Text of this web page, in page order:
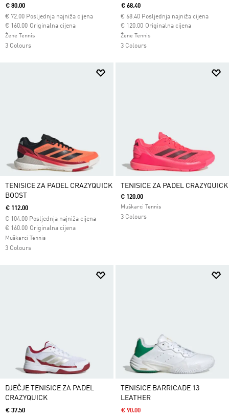
€ 80.00
€ 72.00 Posljednja najniža cijena
Originalna cijena
Cijena umanjena od
€ 160.00za
Žene Tennis
3 Colours
€ 68.40
€ 68.40 Posljednja najniža cijena
Originalna cijena
Cijena umanjena od
€ 120.00za
Žene Tennis
3 Colours
TENISICE ZA PADEL CRAZYQUICK
BOOST
€ 112.00
€ 104.00 Posljednja najniža cijena
Originalna cijena
Cijena umanjena od
€ 160.00za
Muškarci Tennis
3 Colours
TENISICE ZA PADEL CRAZYQUICK
€ 120.00
Muškarci Tennis
3 Colours
DJEČJE TENISICE ZA PADEL
CRAZYQUICK
€ 37.50
TENISICE BARRICADE 13
LEATHER
€ 90.00